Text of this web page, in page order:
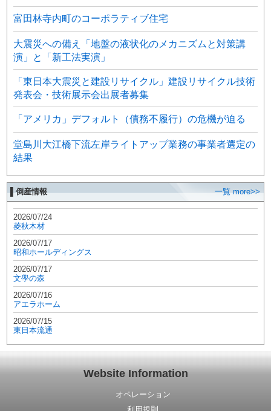
富田林寺内町のコーポラティブ住宅
大震災への備え「地盤の液状化のメカニズムと対策講
演」と「新工法実演」
「東日本大震災と建設リサイクル」建設リサイクル技術
発表会・技術展示会出展者募集
「アメリカ」デフォルト（債務不履行）の危機が迫る
堂島川大江橋下流左岸ライトアップ業務の事業者選定の
結果
▌倒産情報 一覧 more>>
2026/07/24
菱秋木材
2026/07/17
昭和ホールディングス
2026/07/17
文學の森
2026/07/16
アエラホーム
2026/07/15
東日本流通
Website Information
オペレーション